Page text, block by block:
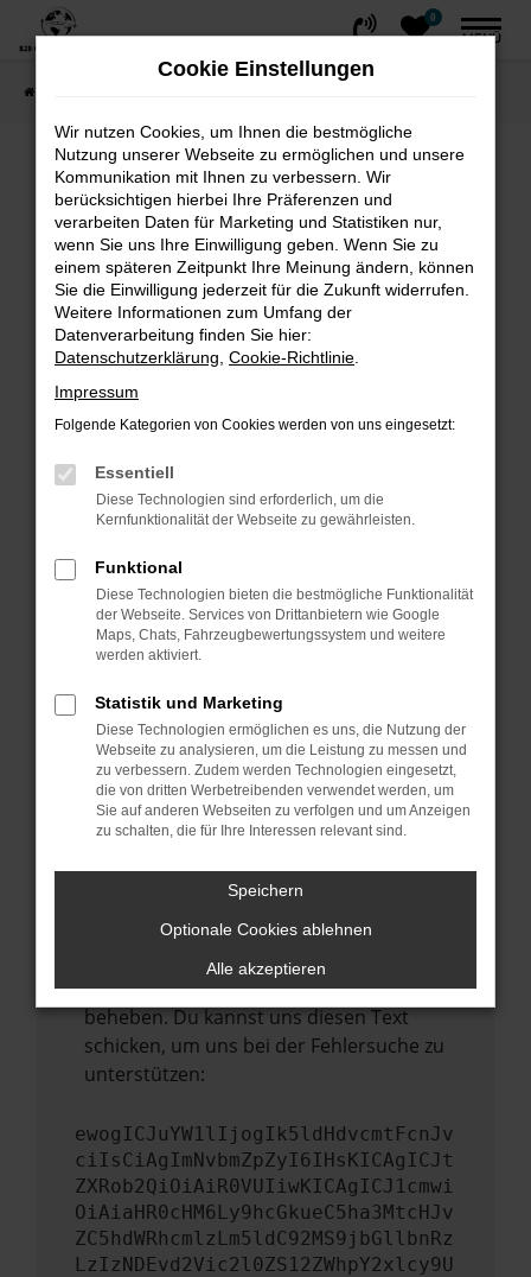
Zum
springen
0
MENÜ
Fehler: Network Error
Beim Laden ist ein Fehler aufgetreten.
Hier sind ein paar Tipps, die dir helfen können:
Überprüfe deine Firewall und deine
Internetverbindung.
Laden andere Webseiten, zum Beispiel
Prüfe deine Browsererweiterungen.
können das Laden bestimmter Seiten
verhindern. Funktioniert die Seite in einem
anderen Browser oder in einem privaten
Fenster?
Starte dein Gerät neu.
Das kann manchmal helfen,
vorübergehende Probleme zu beheben.
Stelle sicher, dass dein Browser und dein
Betriebssystem auf dem neuesten Stand
sind.
Veraltete Software birgt nicht nur ein
Sicherheitsrisiko, sondern kann auch dazu
führen, dass bestimmte Funktionen nicht
mehr unterstützt werden.
Wende dich an den Webseitenbetreiber.
Wenn du alle oben genannten Schritte
versucht hast, kontaktiere uns bitte. Wir
werden versuchen, das Problem zu
beheben. Du kannst uns diesen Text
schicken, um uns bei der Fehlersuche zu
unterstützen:
ewogICJuYW1lIjogIk5ldHdvcmtFcnJv
ciIsCiAgImNvbmZpZyI6IHsKICAgICJt
ZXRob2QiOiAiR0VUIiwKICAgICJ1cmwi
OiAiaHR0cHM6Ly9hcGkueC5ha3MtcHJv
ZC5hdWRhcmlzLm5ldC92MS9jbGllbnRz
LzIzNDEvd2Vic2l0ZS12ZWhpY2xlcy9U
Cookie Einstellungen
Wir nutzen Cookies, um Ihnen die bestmögliche
Nutzung unserer Webseite zu ermöglichen und unsere
Kommunikation mit Ihnen zu verbessern. Wir
berücksichtigen hierbei Ihre Präferenzen und
verarbeiten Daten für Marketing und Statistiken nur,
wenn Sie uns Ihre Einwilligung geben. Wenn Sie zu
einem späteren Zeitpunkt Ihre Meinung ändern, können
Sie die Einwilligung jederzeit für die Zukunft widerrufen.
Weitere Informationen zum Umfang der
Datenverarbeitung finden Sie hier:
Datenschutzerklärung Cookie-Richtlinie
Impressum
Folgende Kategorien von Cookies werden von uns eingesetzt:
Essentiell
Diese Technologien sind erforderlich, um die
Kernfunktionalität der Webseite zu gewährleisten.
Funktional
Diese Technologien bieten die bestmögliche Funktionalität
der Webseite. Services von Drittanbietern wie Google
Maps, Chats, Fahrzeugbewertungssystem und weitere
werden aktiviert.
Statistik und Marketing
Diese Technologien ermöglichen es uns, die Nutzung der
Webseite zu analysieren, um die Leistung zu messen und
zu verbessern. Zudem werden Technologien eingesetzt,
die von dritten Werbetreibenden verwendet werden, um
Sie auf anderen Webseiten zu verfolgen und um Anzeigen
zu schalten, die für Ihre Interessen relevant sind.
Speichern
Optionale Cookies ablehnen
Alle akzeptieren